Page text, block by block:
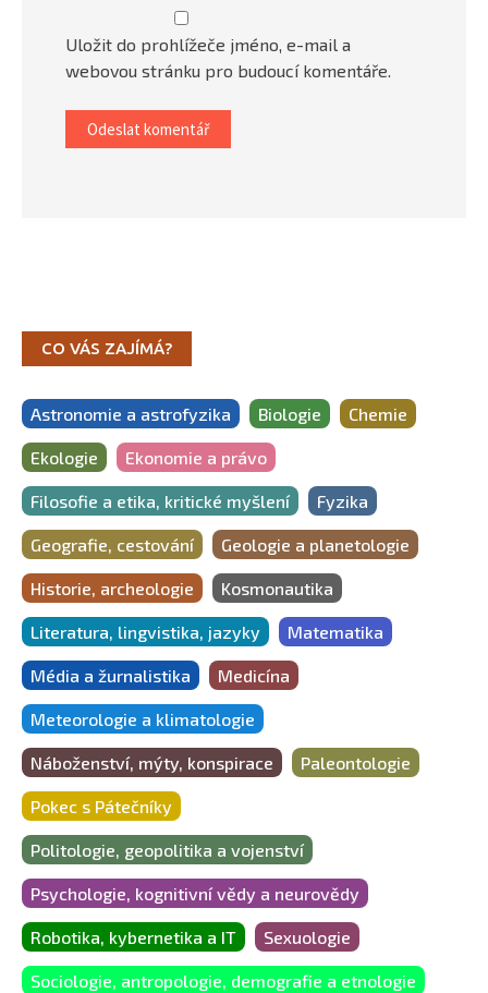
Uložit do prohlížeče jméno, e-mail a
webovou stránku pro budoucí komentáře.
CO VÁS ZAJÍMÁ?
Astronomie a astrofyzika Biologie Chemie
Ekologie Ekonomie a právo
Filosofie a etika, kritické myšlení Fyzika
Geografie, cestování Geologie a planetologie
Historie, archeologie Kosmonautika
Literatura, lingvistika, jazyky Matematika
Média a žurnalistika Medicína
Meteorologie a klimatologie
Náboženství, mýty, konspirace Paleontologie
Pokec s Pátečníky
Politologie, geopolitika a vojenství
Psychologie, kognitivní vědy a neurovědy
Robotika, kybernetika a IT Sexuologie
Sociologie, antropologie, demografie a etnologie